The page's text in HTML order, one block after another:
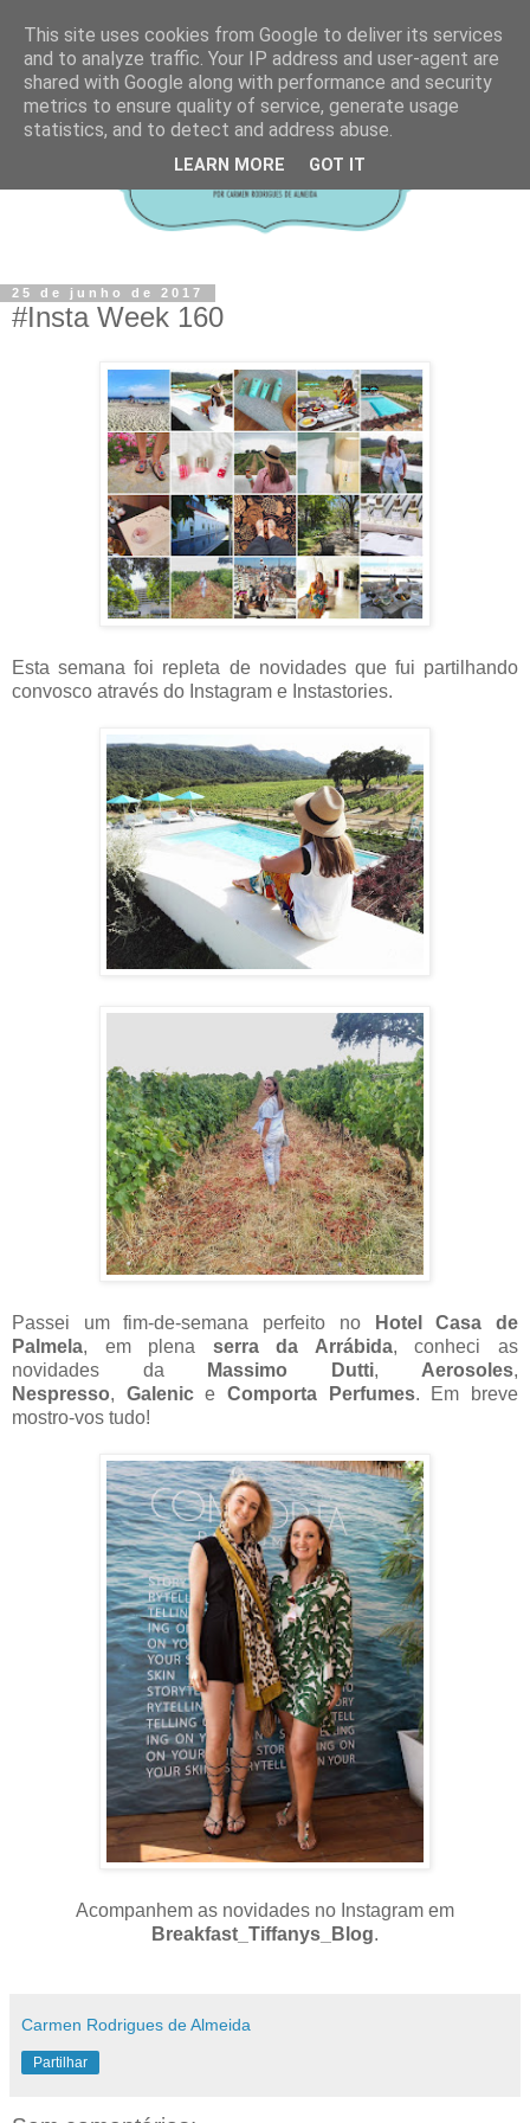
25 de junho de 2017
#Insta Week 160
Esta semana foi repleta de novidades que fui partilhando
convosco através do Instagram e Instastories.
Passei um fim-de-semana perfeito no
Hotel Casa de
Palmela, em plena serra da Arrábida,
conheci as
novidades da
Massimo Dutti, Aerosoles,
Nespresso, GaleniceComporta Perfumes. Em breve
mostro-vos tudo!
Acompanhem as novidades no Instagram em
Breakfast_Tiffanys_Blog.
Carmen Rodrigues de Almeida
Partilhar
This site uses cookies from Google to deliver its services
and to analyze traffic. Your IP address and user-agent are
shared with Google along with performance and security
metrics to ensure quality of service, generate usage
statistics, and to detect and address abuse.
LEARN MORE GOT IT